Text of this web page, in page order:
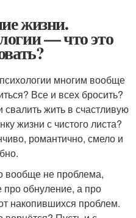
жизни.
— что это
многим вообще
Все и всех бросить?
свалить жить в счастливую
жизни с чистого листа?
романтично, смело и
вообще не проблема,
про обнуление, а про
накопившихся проблем.